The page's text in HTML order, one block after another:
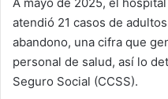
atendió 21 casos de
abandono, una cifra que
personal de salud, así lo
Seguro Social (CCSS).